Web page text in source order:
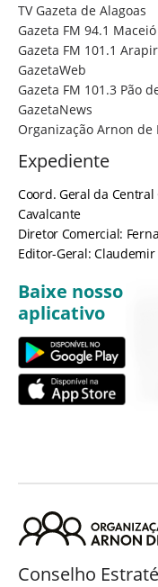
TV Gazeta de Alagoas
Gazeta FM 94.1 Maceió
Gazeta FM 101.1
GazetaWeb
Gazeta FM 101.3 Pão
GazetaNews
Organização Arnon de
Expediente
Coord. Geral da
Cavalcante
Diretor Comercial:
Editor-Geral:
Baixe nosso
aplicativo
Conselho